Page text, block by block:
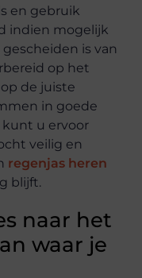
en gebruik
indien mogelijk
is van
op het
de juiste
in goede
u ervoor
veilig en
regenjas heren
blijft.
naar het
waar je